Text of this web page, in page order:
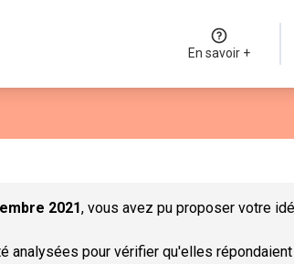
En savoir +
utilisateur
2021, vous avez pu proposer votre
analysées pour vérifier qu'elles